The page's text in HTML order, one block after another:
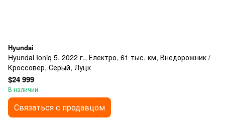
Hyundai
Hyundai Ioniq 5, 2022 г., Електро, 61 тыс. км, Внедорожник /
Кроссовер, Серый, Луцк
$24 999
В наличии
Связаться с продавцом